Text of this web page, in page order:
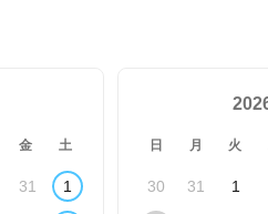
金 土
31 1
日 月 火
30 31 1